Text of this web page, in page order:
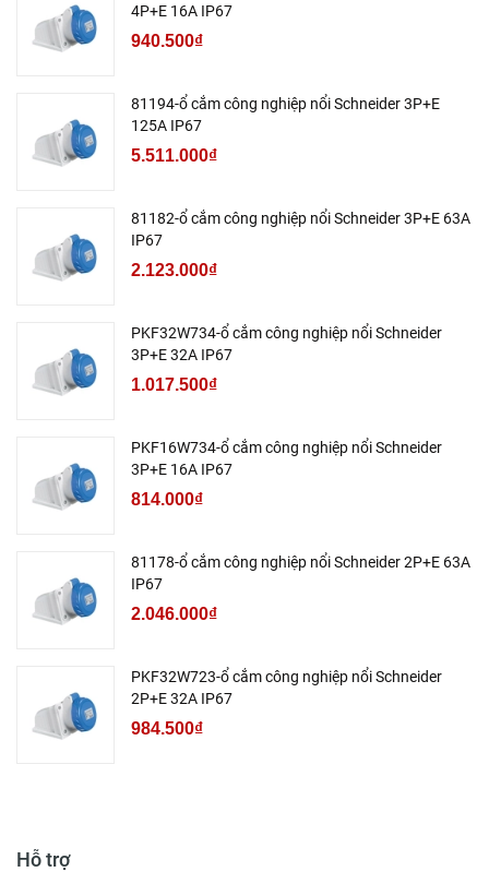
4P+E 16A IP67
940.500₫
81194-ổ cắm công nghiệp nổi Schneider 3P+E
125A IP67
5.511.000₫
81182-ổ cắm công nghiệp nổi Schneider 3P+E 63A
IP67
2.123.000₫
PKF32W734-ổ cắm công nghiệp nổi Schneider
3P+E 32A IP67
1.017.500₫
PKF16W734-ổ cắm công nghiệp nổi Schneider
3P+E 16A IP67
814.000₫
81178-ổ cắm công nghiệp nổi Schneider 2P+E 63A
IP67
2.046.000₫
PKF32W723-ổ cắm công nghiệp nổi Schneider
2P+E 32A IP67
984.500₫
Hỗ trợ